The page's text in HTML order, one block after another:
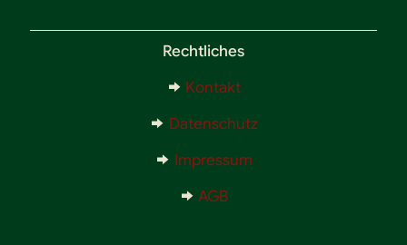
Rechtliches
Kontakt
Datenschutz
Impressum
AGB